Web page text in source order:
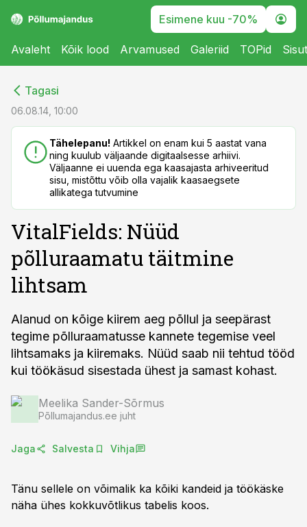
Esimene kuu -70%
Avaleht Kõik lood Arvamused Galeriid TOPid
Tagasi
06.08.14, 10:00
Tähelepanu! Artikkel on enam kui 5 aastat vana
ning kuulub väljaande digitaalsesse arhiivi.
Väljaanne ei uuenda ega kaasajasta arhiveeritud
sisu, mistõttu võib olla vajalik kaasaegsete
allikatega tutvumine
VitalFields: Nüüd
põlluraamatu täitmine
lihtsam
Alanud on kõige kiirem aeg põllul ja seepärast
tegime põlluraamatusse kannete tegemise veel
lihtsamaks ja kiiremaks. Nüüd saab nii tehtud tööd
kui töökäsud sisestada ühest ja samast kohast.
Meelika Sander-Sõrmus
Põllumajandus.ee juht
Jaga Salvesta Vihja
Tänu sellele on võimalik ka kõiki kandeid ja töökäske
näha ühes kokkuvõtlikus tabelis koos.